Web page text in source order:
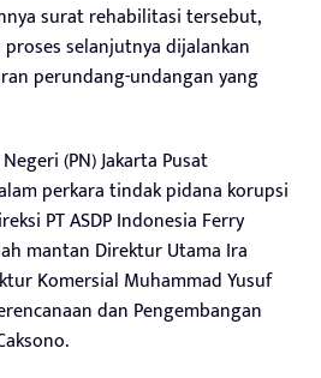
surat rehabilitasi tersebut,
selanjutnya dijalankan
perundang-undangan yang
(PN) Jakarta Pusat
perkara tindak pidana korupsi
PT ASDP Indonesia Ferry
mantan Direktur Utama Ira
Komersial Muhammad Yusuf
dan Pengembangan